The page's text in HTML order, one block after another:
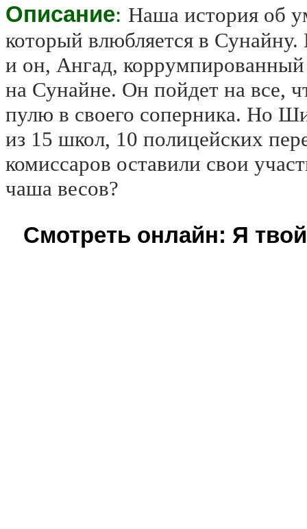
Описание: Наша история об
который влюбляется в
и он, Ангад,
на Сунайне. Он пойдет на все,
пулю в своего соперника. Но
из 15 школ, 10 полицейских
комиссаров оставили свои
чаша весов?
Смотреть онлайн: Я